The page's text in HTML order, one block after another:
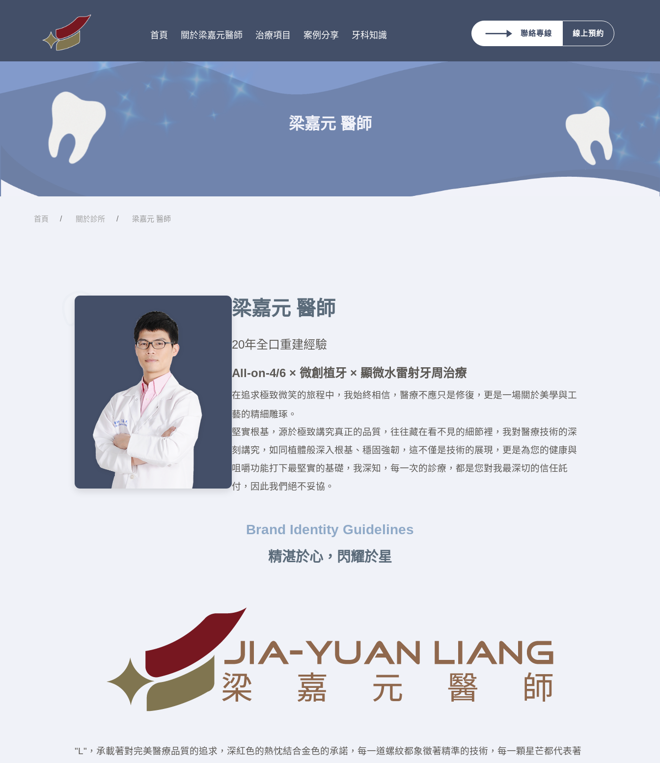
聯絡專線 線上預約
首頁 關於梁嘉元醫師 治療項目 案例分享 牙科知識
梁嘉元 醫師
首頁 關於診所 梁嘉元 醫師
梁嘉元 醫師
20年全口重建經驗
All-on-4/6 × 微創植牙 × 顯微水雷射牙周治療
在追求極致微笑的旅程中，我始終相信，醫療不應只是修復，更是一場關於美學與工
藝的精細雕琢。
堅實根基，源於極致講究真正的品質，往往藏在看不見的細節裡，我對醫療技術的深
刻講究，如同植體般深入根基、穩固強韌，這不僅是技術的展現，更是為您的健康與
咀嚼功能打下最堅實的基礎，我深知，每一次的診療，都是您對我最深切的信任託
付，因此我們絕不妥協。
Brand Identity Guidelines
精湛於心，閃耀於星
"L"，承載著對完美醫療品質的追求，深紅色的熱忱結合金色的承諾，每一道螺紋都象徵著精準的技術，每一顆星芒都代表著